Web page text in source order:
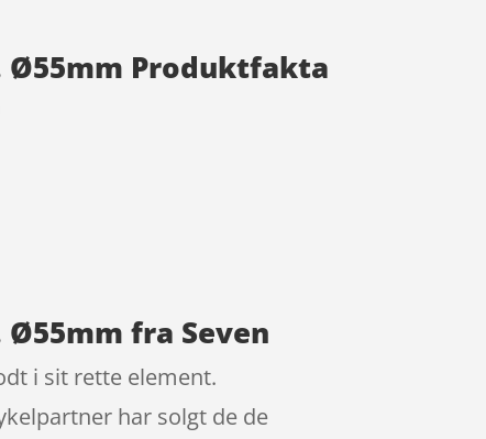
Ø55mm Produktfakta
Ø55mm fra Seven
i sit rette element.
har solgt de de